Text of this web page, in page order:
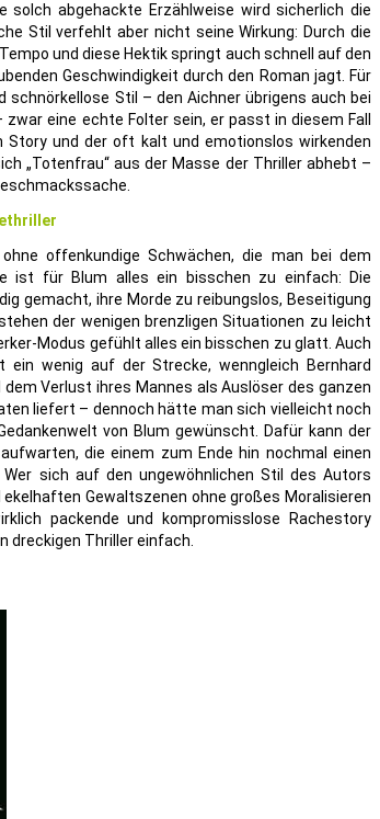
abgehackte Erzählweise wird sicherlich die
Stil verfehlt aber nicht seine Wirkung: Durch die
und diese Hektik springt auch schnell auf den
Geschwindigkeit durch den Roman jagt. Für
Stil – den Aichner übrigens auch bei
eine echte Folter sein, er passt in diesem Fall
und der oft kalt und emotionslos wirkenden
„Totenfrau“ aus der Masse der Thriller abhebt –
offenkundige Schwächen, die man bei dem
ist für Blum alles ein bisschen zu einfach: Die
gemacht, ihre Morde zu reibungslos, Beseitigung
der wenigen brenzligen Situationen zu leicht
Modus gefühlt alles ein bisschen zu glatt. Auch
wenig auf der Strecke, wenngleich Bernhard
Verlust ihres Mannes als Auslöser des ganzen
liefert – dennoch hätte man sich vielleicht noch
von Blum gewünscht. Dafür kann der
die einem zum Ende hin nochmal einen
sich auf den ungewöhnlichen Stil des Autors
Gewaltszenen ohne großes Moralisieren
packende und kompromisslose Rachestory
dreckigen Thriller einfach.